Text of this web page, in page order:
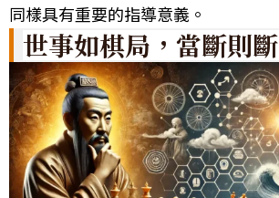
同樣具有重要的指導意義。
世事如棋局，當斷則斷